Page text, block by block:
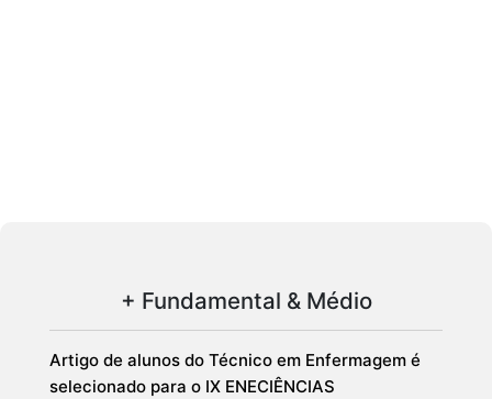
+ Fundamental & Médio
Artigo de alunos do Técnico em Enfermagem é
selecionado para o IX ENECIÊNCIAS